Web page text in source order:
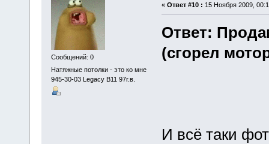
Сообщений: 0
Натяжные потолки - это ко мне
945-30-03 Legacy B11 97г.в.
« Ответ #10 : 15 Ноября 2009,
Ответ:
(сгорел
И всё таки